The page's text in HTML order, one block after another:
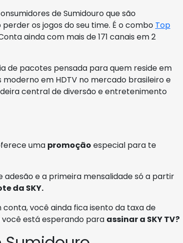
de Sumidouro que são
os jogos do seu time. É o combo Top
ainda com mais de 171 canais em 2
de pacotes pensada para quem reside em
em HDTV no mercado brasileiro e
central de diversão e entretenimento
uma promoção especial para te
adesão e a primeira mensalidade só a partir
da SKY.
você ainda fica isento da taxa de
está esperando para assinar a SKY TV?